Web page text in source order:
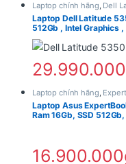
Đây là mức dung
phân khúc laptop văn
Màn hình 15.6
Một trong những ưu
Full HD.
Laptop chính hãng, Dell
Laptop Dell Latitude
512Gb , Intel Graphics ,
29.990.000
Laptop chính hãng,
Laptop Asus
Ram 16Gb, SSD
16.900.000